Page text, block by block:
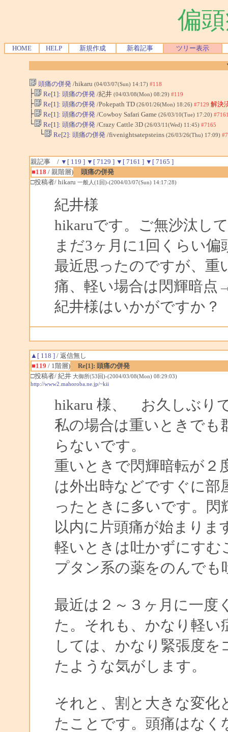
偏
HOME HELP 新規作成 新着記事 ツリー表示
頭痛の併発 /hikaru (04/03/07(Sun) 14:17) #118
├ Re[1]: 頭痛の併発 /紀井 (04/03/08(Mon) 08:29) #119
├ Re[1]: 頭痛の併発 /Pokepath TD (26/01/26(Mon) 18:26) #7129 解決
├ Re[1]: 頭痛の併発 /Cowboy Safari Game (26/03/10(Tue) 17:20)
└ Re[1]: 頭痛の併発 /Crazy Cattle 3D (26/03/11(Wed) 11:45) #7165
└ Re[2]: 頭痛の併発 /fivenightsatepsteins (26/03/26(Thu) 17:09)
親記事 / ▼[ 119 ] ▼[ 7129 ] ▼[ 7161 ] ▼[ 7165 ]
■118 / 親階層)
頭痛の併発
□投稿者/ hikaru 一般人(1回)-(2004/03/07(Sun) 14:17:28)
紀井様
hikaruです。ご無沙汰し
まだ3ヶ月に1回くらい
最近思ったのですが、
痛、軽い場合は閃輝暗
紀井様はいかがですか？
▲[ 118 ]/ 返信無し
■119 / 1階層)
Re[1]: 頭痛の併発
□投稿者/ 紀井 大御所(53回)-(2004/03/08(Mon) 08:29:03)
http://www2.mahoroba.ne.jp/~kii
hikaru 様、 お久しぶり
私の場合は重いときでも
らないです。
重いときで閃輝暗転が２
は外出時などですぐに
ったときに多いです。
以内に片頭痛が始まりま
軽いときは吐かずにす
プタン系の薬をのんでも
最近は２～３ヶ月に一度
た。それも、かなり軽い
しては、かなり緊張度
たような気がします。
それと、割と大きな変化
たことです。頭痛はな